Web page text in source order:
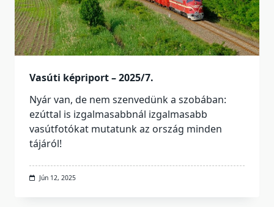
Vasúti képriport – 2025/7.
Nyár van, de nem szenvedünk a szobában:
ezúttal is izgalmasabbnál izgalmasabb
vasútfotókat mutatunk az ország minden
tájáról!
Jún 12, 2025